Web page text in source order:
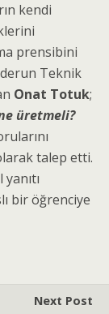
kendi
prensibini
Teknik
Onat Totuk;
üretmeli?
talep etti.
bir öğrenciye
Next Post